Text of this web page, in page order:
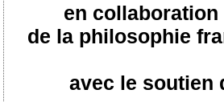
en
de la philosophie
avec le soutien